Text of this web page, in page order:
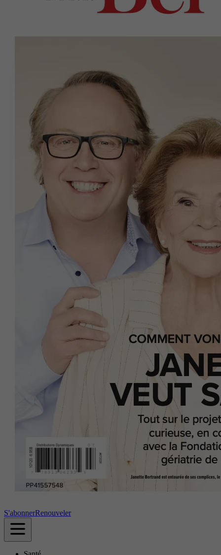
S'abonnerRenouveler